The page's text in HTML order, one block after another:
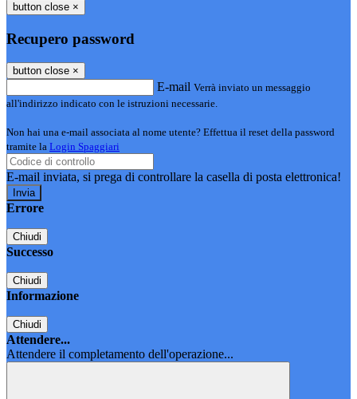
button close ×
Recupero password
button close ×
E-mail Verrà inviato un messaggio
all'indirizzo indicato con le istruzioni necessarie.
Non hai una e-mail associata al nome utente? Effettua il reset della password
tramite la Login Spaggiari
E-mail inviata, si prega di controllare la casella di posta elettronica!
Errore
Chiudi
Successo
Chiudi
Informazione
Chiudi
Attendere...
Attendere il completamento dell'operazione...